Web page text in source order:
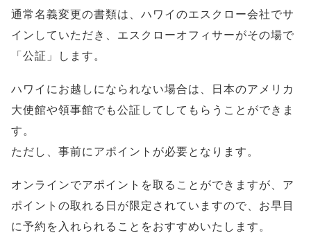
通常名義変更の書類は、ハワイのエスクロー会社でサ
インしていただき、エスクローオフィサーがその場で
「公証」します。
ハワイにお越しになられない場合は、日本のアメリカ
大使館や領事館でも公証してしてもらうことができま
す。
ただし、事前にアポイントが必要となります。
オンラインでアポイントを取ることができますが、ア
ポイントの取れる日が限定されていますので、お早目
に予約を入れられることをおすすめいたします。